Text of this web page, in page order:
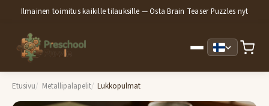
Ilmainen toimitus kaikille tilauksille — Osta Brain Teaser Puzzles nyt
Etusivu Metallipalapelit Lukkopulmat